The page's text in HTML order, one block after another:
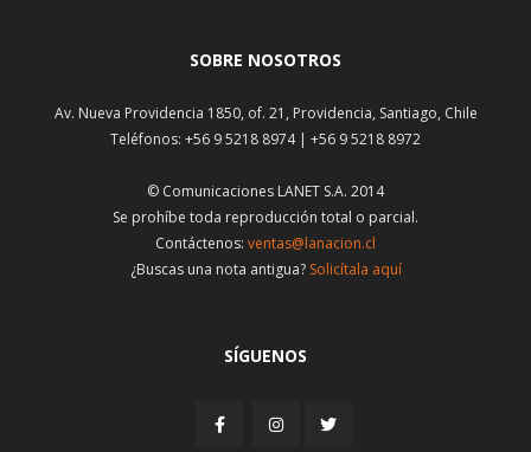
SOBRE NOSOTROS
Av. Nueva Providencia 1850, of. 21, Providencia, Santiago, Chile
Teléfonos: +56 9 5218 8974 | +56 9 5218 8972
© Comunicaciones LANET S.A. 2014
Se prohíbe toda reproducción total o parcial.
Contáctenos: ventas@lanacion.cl
¿Buscas una nota antigua? Solicítala aquí
SÍGUENOS